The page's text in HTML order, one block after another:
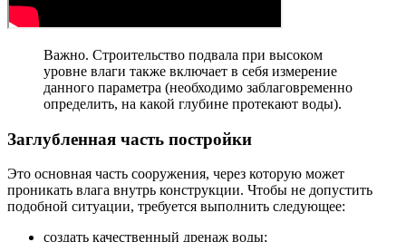
Важно. Строительство подвала при высоком
уровне влаги также включает в себя измерение
данного параметра (необходимо заблаговременно
определить, на какой глубине протекают воды).
Заглубленная часть постройки
Это основная часть сооружения, через которую может
проникать влага внутрь конструкции. Чтобы не допустить
подобной ситуации, требуется выполнить следующее:
создать качественный дренаж воды;